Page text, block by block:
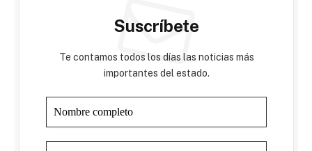
Suscríbete
Te contamos todos los días las noticias más
importantes del estado.